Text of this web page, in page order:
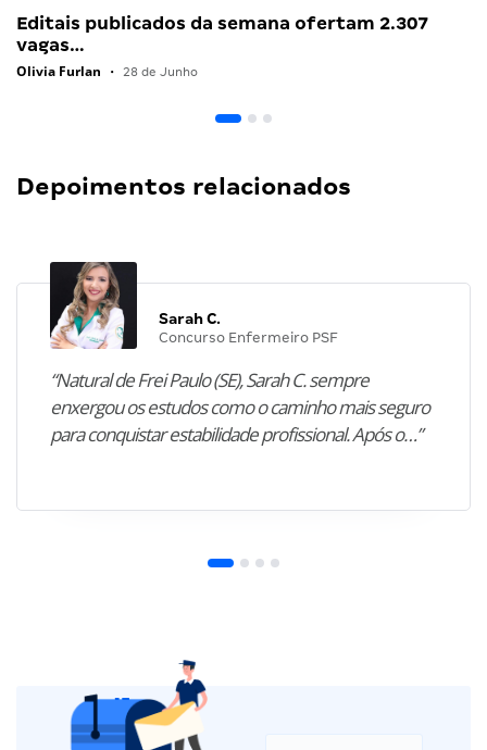
Editais publicados da semana ofertam 2.307
vagas…
Olivia Furlan • 28 de Junho
Depoimentos relacionados
Sarah C.
Concurso Enfermeiro PSF
“Natural de Frei Paulo (SE), Sarah C. sempre
enxergou os estudos como o caminho mais seguro
para conquistar estabilidade profissional. Após o…”